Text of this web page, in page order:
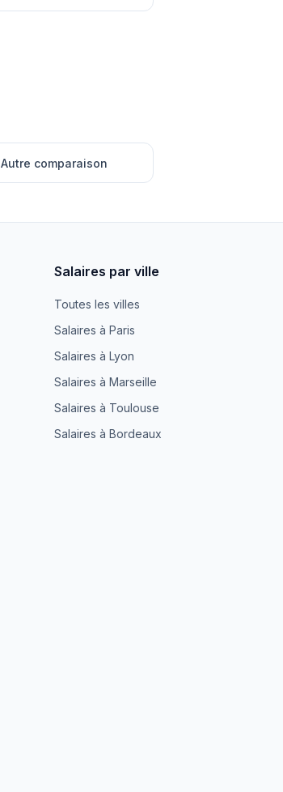
Autre comparaison
Salaires par ville
Toutes les villes
Salaires à Paris
Salaires à Lyon
Salaires à Marseille
Salaires à Toulouse
Salaires à Bordeaux